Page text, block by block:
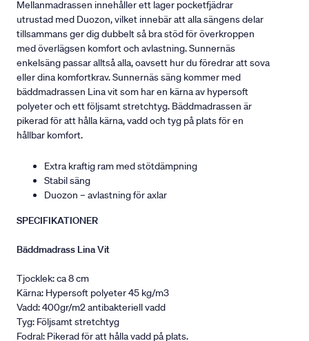
Mellanmadrassen innehåller ett lager pocketfjädrar
utrustad med Duozon, vilket innebär att alla sängens delar
tillsammans ger dig dubbelt så bra stöd för överkroppen
med överlägsen komfort och avlastning. Sunnernäs
enkelsäng passar alltså alla, oavsett hur du föredrar att sova
eller dina komfortkrav. Sunnernäs säng kommer med
bäddmadrassen Lina vit som har en kärna av hypersoft
polyeter och ett följsamt stretchtyg. Bäddmadrassen är
pikerad för att hålla kärna, vadd och tyg på plats för en
hållbar komfort.
Extra kraftig ram med stötdämpning
Stabil säng
Duozon – avlastning för axlar
SPECIFIKATIONER
Bäddmadrass Lina Vit
Tjocklek: ca 8 cm
Kärna: Hypersoft polyeter 45 kg/m3
Vadd: 400gr/m2 antibakteriell vadd
Tyg: Följsamt stretchtyg
Fodral: Pikerad för att hålla vadd på plats.